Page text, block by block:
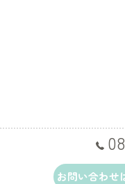
お問い合わせ